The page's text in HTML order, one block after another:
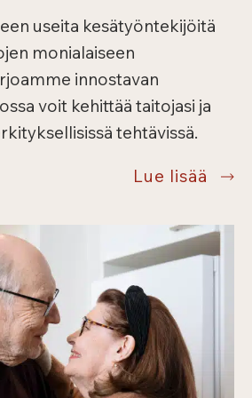
useita kesätyöntekijöitä
monialaiseen
innostavan
voit kehittää taitojasi ja
tehtävissä.
Lue lisää
on